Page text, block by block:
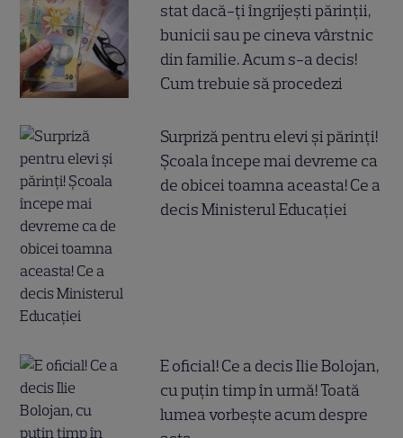
stat dacă-ți îngrijești părinții,
bunicii sau pe cineva vârstnic
din familie. Acum s-a decis!
Cum trebuie să procedezi
Surpriză pentru elevi și părinți!
Școala începe mai devreme ca
de obicei toamna aceasta! Ce a
decis Ministerul Educației
E oficial! Ce a decis Ilie Bolojan,
cu puțin timp în urmă! Toată
lumea vorbește acum despre